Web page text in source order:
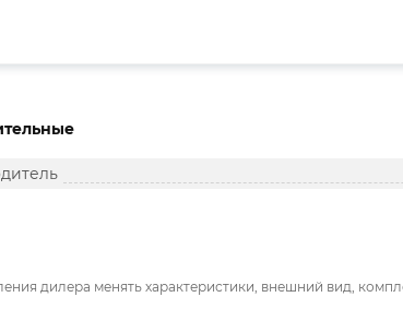
дилера менять характеристики, внешний вид,